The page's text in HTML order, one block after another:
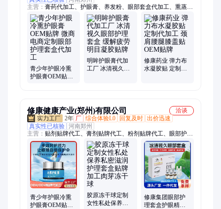
主营： 膏药代加工、护眼膏、养发粉、眼部套盒代加工、熏蒸
液、睡眠凝胶、纤体丸、女神丸、热敷包、足浴包、冷熏护眼
膏、洗发水、妇科凝胶、热灸膏、透骨膏、脚气喷剂、鼻炎膏、
老黑膏、熏蒸包、三伏贴、痔疮膏、护眼贴、益肾贴、延时喷剂
青少年护眼冷熏
护眼膏OEM贴牌
明眸护眼膏代加
工厂 冰清视久眼
修康药业 弹力布
水凝胶贴 定制代
修康健康产业(郑州)有限公司
洽谈
2年 厂 综合体验L0 回复及时 出价迅速
真实性已核验 河南郑州
主营： 贴剂贴牌代工、膏剂贴牌代工、粉剂贴牌代工、眼部护理
套盒批发价格、喷剂贴牌代工、水剂贴牌代工、凝胶贴牌代工、
外用产品贴牌代工、OEM、贴牌、代加工、ODM、大健康产
品、男女私护贴牌代工、修康药业、仟晟棠、延时喷剂贴牌代加
工、小儿贴贴牌代加工、膏药、减肥丸、延时喷剂、三伏贴贴牌
代加工、老黑膏贴牌代加工、减肥肚脐丸贴牌代加工、雪莲护垫
贴牌代加工、热灸膏贴牌代加工
青少年护眼冷熏
护眼膏OEM贴牌
胶原冻干球定制
女性私处保养私
修康集团眼部护
理套盒护眼精油